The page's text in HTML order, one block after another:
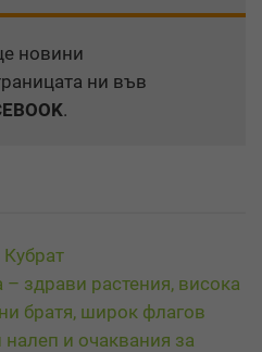
новини
ни във
.
здрави растения, висока
братя, широк флагов
и очаквания за